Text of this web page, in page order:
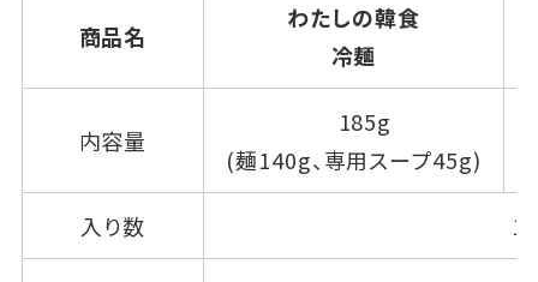
商品名
わたしの韓食
冷麺
内容量
185g
(麺140g、専用スープ45g)
入り数 1